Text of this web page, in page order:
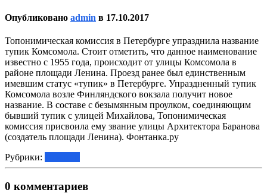
Опубликовано admin в 17.10.2017
Топонимическая комиссия в Петербурге упразднила название
тупик Комсомола. Стоит отметить, что данное наименование
известно с 1955 года, происходит от улицы Комсомола в
районе площади Ленина. Проезд ранее был единственным
имевшим статус «тупик» в Петербурге. Упраздненный тупик
Комсомола возле Финляндского вокзала получит новое
название. В составе с безымянным проулком, соединяющим
бывший тупик с улицей Михайлова, Топонимическая
комиссия присвоила ему звание улицы Архитектора Баранова
(создатель площади Ленина). Фонтанка.ру
Рубрики:
0 комментариев